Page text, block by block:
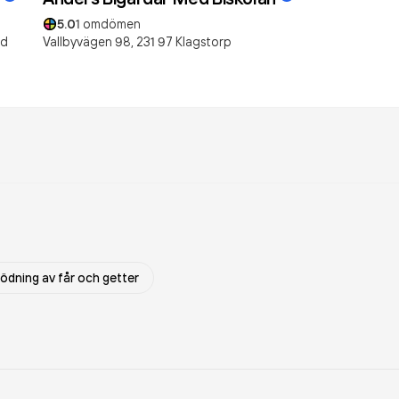
5.01 omdömen
Vallbyvägen 98, 231 97 Klagstorp
av får och getter